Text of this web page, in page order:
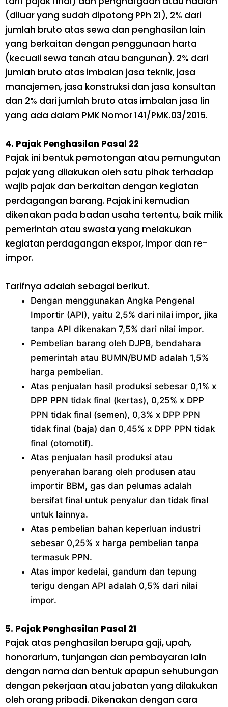
(diluar yang sudah dipotong PPh 21), 2% dari
jumlah bruto atas sewa dan penghasilan lain
yang berkaitan dengan penggunaan harta
(kecuali sewa tanah atau bangunan). 2% dari
jumlah bruto atas imbalan jasa teknik, jasa
manajemen, jasa konstruksi dan jasa konsultan
dan 2% dari jumlah bruto atas imbalan jasa lin
yang ada dalam PMK Nomor 141/PMK.03/2015.
4. Pajak Penghasilan Pasal 22
Pajak ini bentuk pemotongan atau pemungutan
pajak yang dilakukan oleh satu pihak terhadap
wajib pajak dan berkaitan dengan kegiatan
perdagangan barang. Pajak ini kemudian
dikenakan pada badan usaha tertentu, baik milik
pemerintah atau swasta yang melakukan
kegiatan perdagangan ekspor, impor dan re-
impor.
Tarifnya adalah sebagai berikut.
Dengan menggunakan Angka Pengenal
Importir (API), yaitu 2,5% dari nilai impor, jika
tanpa API dikenakan 7,5% dari nilai impor.
Pembelian barang oleh DJPB, bendahara
pemerintah atau BUMN/BUMD adalah 1,5%
harga pembelian.
Atas penjualan hasil produksi sebesar 0,1% x
DPP PPN tidak final (kertas), 0,25% x DPP
PPN tidak final (semen), 0,3% x DPP PPN
tidak final (baja) dan 0,45% x DPP PPN tidak
final (otomotif).
Atas penjualan hasil produksi atau
penyerahan barang oleh produsen atau
importir BBM, gas dan pelumas adalah
bersifat final untuk penyalur dan tidak final
untuk lainnya.
Atas pembelian bahan keperluan industri
sebesar 0,25% x harga pembelian tanpa
termasuk PPN.
Atas impor kedelai, gandum dan tepung
terigu dengan API adalah 0,5% dari nilai
impor.
5. Pajak Penghasilan Pasal 21
Pajak atas penghasilan berupa gaji, upah,
honorarium, tunjangan dan pembayaran lain
dengan nama dan bentuk apapun sehubungan
dengan pekerjaan atau jabatan yang dilakukan
oleh orang pribadi. Dikenakan dengan cara